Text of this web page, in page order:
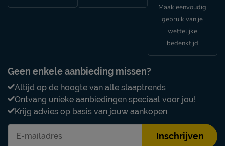
Maak eenvoudig
gebruik van je
wettelijke
bedenktijd
Geen enkele aanbieding missen?
Altijd op de hoogte van alle slaaptrends
Ontvang unieke aanbiedingen speciaal voor jou!
Krijg advies op basis van jouw aankopen
Inschrijven